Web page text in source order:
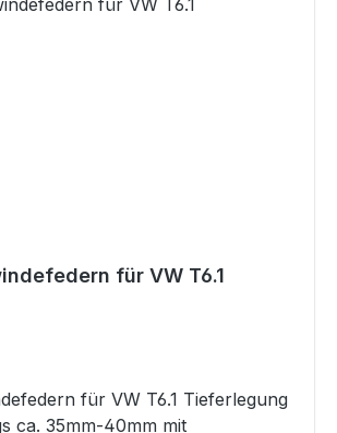
Eibach
für VW T6.1
für VW T6.1 Tieferlegung
35mm-40mm mit